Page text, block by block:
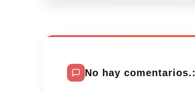
No hay comentarios.: